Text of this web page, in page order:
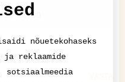
16:30
nõuetekohaseks
reklaamide
sotsiaalmeedia